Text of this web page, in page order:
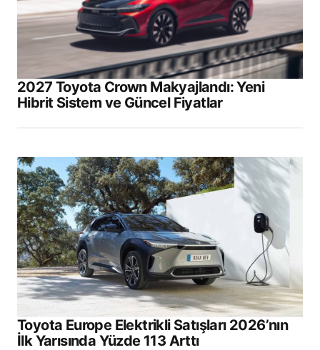
2027 Toyota Crown Makyajlandı: Yeni
Hibrit Sistem ve Güncel Fiyatlar
Toyota Europe Elektrikli Satışları 2026’nın
İlk Yarısında Yüzde 113 Arttı